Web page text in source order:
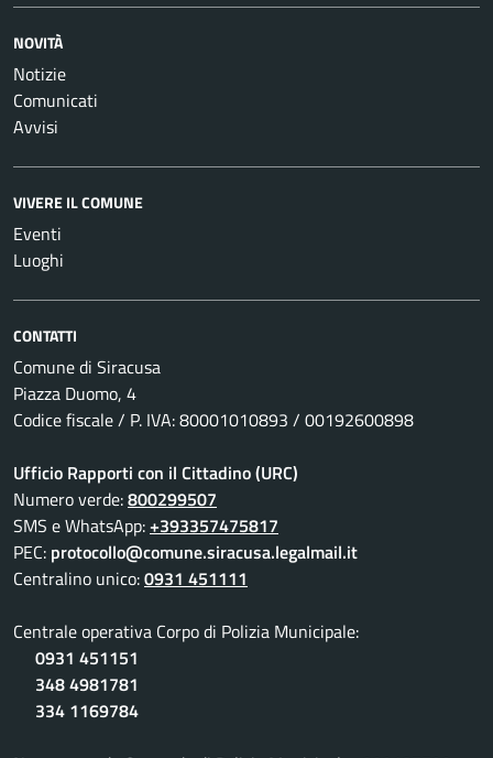
NOVITÀ
Notizie
Comunicati
Avvisi
VIVERE IL COMUNE
Eventi
Luoghi
CONTATTI
Comune di Siracusa
Piazza Duomo, 4
Codice fiscale / P. IVA: 80001010893 / 00192600898
Ufficio Rapporti con il Cittadino (URC)
Numero verde:800299507
SMS e WhatsApp:+393357475817
PEC: protocollo@comune.siracusa.legalmail.it
Centralino unico:0931 451111
Centrale operativa Corpo di Polizia Municipale:
0931 451151
348 4981781
334 1169784